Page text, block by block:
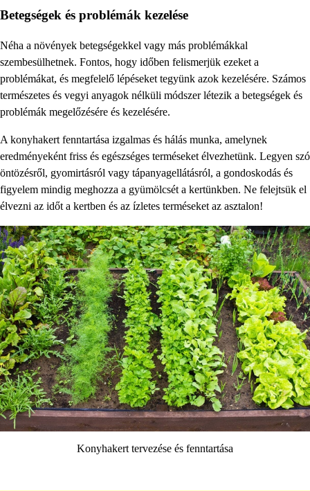
Betegségek és problémák kezelése
Néha a növények betegségekkel vagy más problémákkal
szembesülhetnek. Fontos, hogy időben felismerjük ezeket a
problémákat, és megfelelő lépéseket tegyünk azok kezelésére. Számos
természetes és vegyi anyagok nélküli módszer létezik a betegségek és
problémák megelőzésére és kezelésére.
A konyhakert fenntartása izgalmas és hálás munka, amelynek
eredményeként friss és egészséges terméseket élvezhetünk. Legyen szó
öntözésről, gyomirtásról vagy tápanyagellátásról, a gondoskodás és
figyelem mindig meghozza a gyümölcsét a kertünkben. Ne felejtsük el
élvezni az időt a kertben és az ízletes terméseket az asztalon!
Konyhakert tervezése és fenntartása